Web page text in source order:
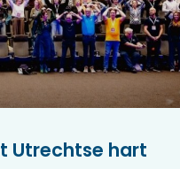
Utrechtse hart